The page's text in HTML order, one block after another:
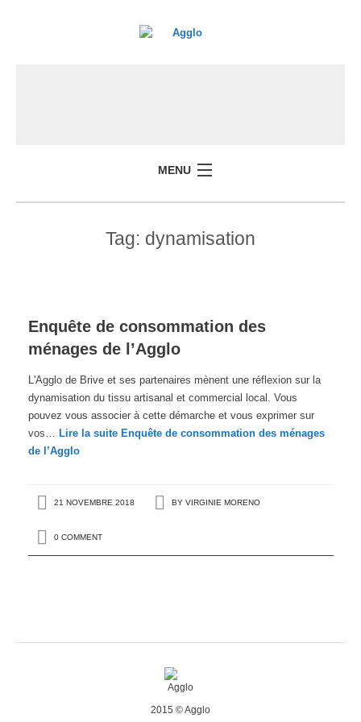
MENU
Tag: dynamisation
Enquête de consommation des
ménages de l’Agglo
L'Agglo de Brive et ses partenaires mènent une réflexion sur la
dynamisation du tissu artisanal et commercial local. Vous
pouvez vous associer à cette démarche et vous exprimer sur
vos… Lire la suiteEnquête de consommation des ménages
de l’Agglo
21 NOVEMBRE 2018 BY VIRGINIE MORENO
0 COMMENT
2015 © Agglo